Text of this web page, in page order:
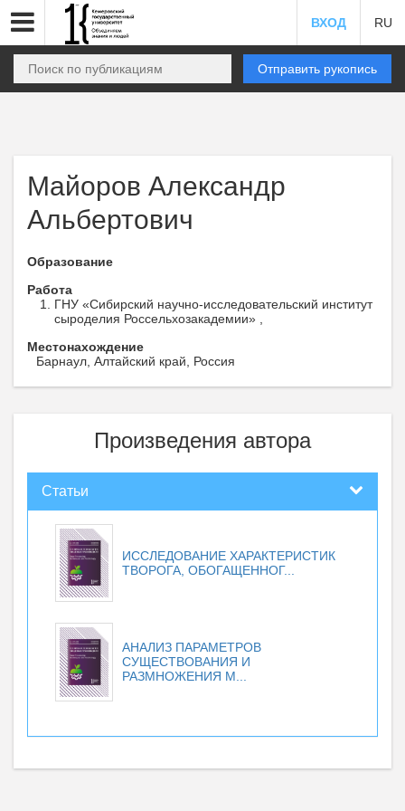
ВХОД RU
Отправить рукопись
Майоров Александр
Альбертович
Образование
Работа
ГНУ «Сибирский научно-исследовательский институт
сыроделия Россельхозакадемии» ,
Местонахождение
Барнаул, Алтайский край, Россия
Произведения автора
Статьи
ИССЛЕДОВАНИЕ ХАРАКТЕРИСТИК
ТВОРОГА, ОБОГАЩЕННОГ...
АНАЛИЗ ПАРАМЕТРОВ
СУЩЕСТВОВАНИЯ И
РАЗМНОЖЕНИЯ М...